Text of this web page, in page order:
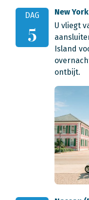
DAG
5
New
U vliegt
Island
ontbijt.